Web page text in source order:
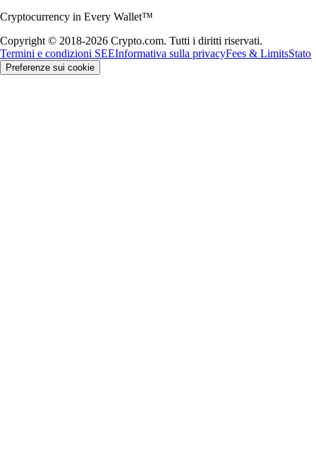
Cryptocurrency in Every Wallet™
Copyright © 2018-2026 Crypto.com. Tutti i diritti riservati.
Termini e condizioni SEEInformativa sulla privacyFees & LimitsStato
Preferenze sui cookie